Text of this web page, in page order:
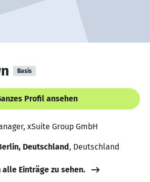
Basis
Profil ansehen
xSuite Group GmbH
Deutschland, Deutschland
alle Einträge zu sehen.